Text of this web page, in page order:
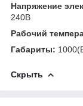
Напряжение
240В
Рабочий
Габариты:
Скрыть